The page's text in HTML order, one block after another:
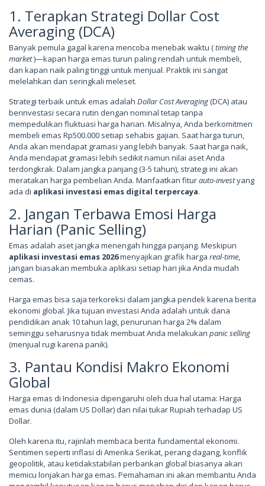
1. Terapkan Strategi Dollar Cost
Averaging (DCA)
Banyak pemula gagal karena mencoba menebak waktu (timing the
market)—kapan harga emas turun paling rendah untuk membeli,
dan kapan naik paling tinggi untuk menjual. Praktik ini sangat
melelahkan dan seringkali meleset.
Strategi terbaik untuk emas adalah Dollar Cost Averaging(DCA) atau
berinvestasi secara rutin dengan nominal tetap tanpa
mempedulikan fluktuasi harga harian. Misalnya, Anda berkomitmen
membeli emas Rp500.000 setiap sehabis gajian. Saat harga turun,
Anda akan mendapat gramasi yang lebih banyak. Saat harga naik,
Anda mendapat gramasi lebih sedikit namun nilai aset Anda
terdongkrak. Dalam jangka panjang (3-5 tahun), strategi ini akan
meratakan harga pembelian Anda. Manfaatkan fiturauto-investyang
ada di aplikasi investasi emas digital terpercaya.
2. Jangan Terbawa Emosi Harga
Harian (Panic Selling)
Emas adalah aset jangka menengah hingga panjang. Meskipun
aplikasi investasi emas 2026menyajikan grafik harga real-time
jangan biasakan membuka aplikasi setiap hari jika Anda mudah
cemas.
Harga emas bisa saja terkoreksi dalam jangka pendek karena berita
ekonomi global. Jika tujuan investasi Anda adalah untuk dana
pendidikan anak 10 tahun lagi, penurunan harga 2% dalam
seminggu seharusnya tidak membuat Anda melakukan panic selling
(menjual rugi karena panik).
3. Pantau Kondisi Makro Ekonomi
Global
Harga emas di Indonesia dipengaruhi oleh dua hal utama: Harga
emas dunia (dalam US Dollar) dan nilai tukar Rupiah terhadap US
Dollar.
Oleh karena itu, rajinlah membaca berita fundamental ekonomi.
Sentimen seperti inflasi di Amerika Serikat, perang dagang, konflik
geopolitik, atau ketidakstabilan perbankan global biasanya akan
memicu lonjakan harga emas. Pemahaman ini akan membantu Anda